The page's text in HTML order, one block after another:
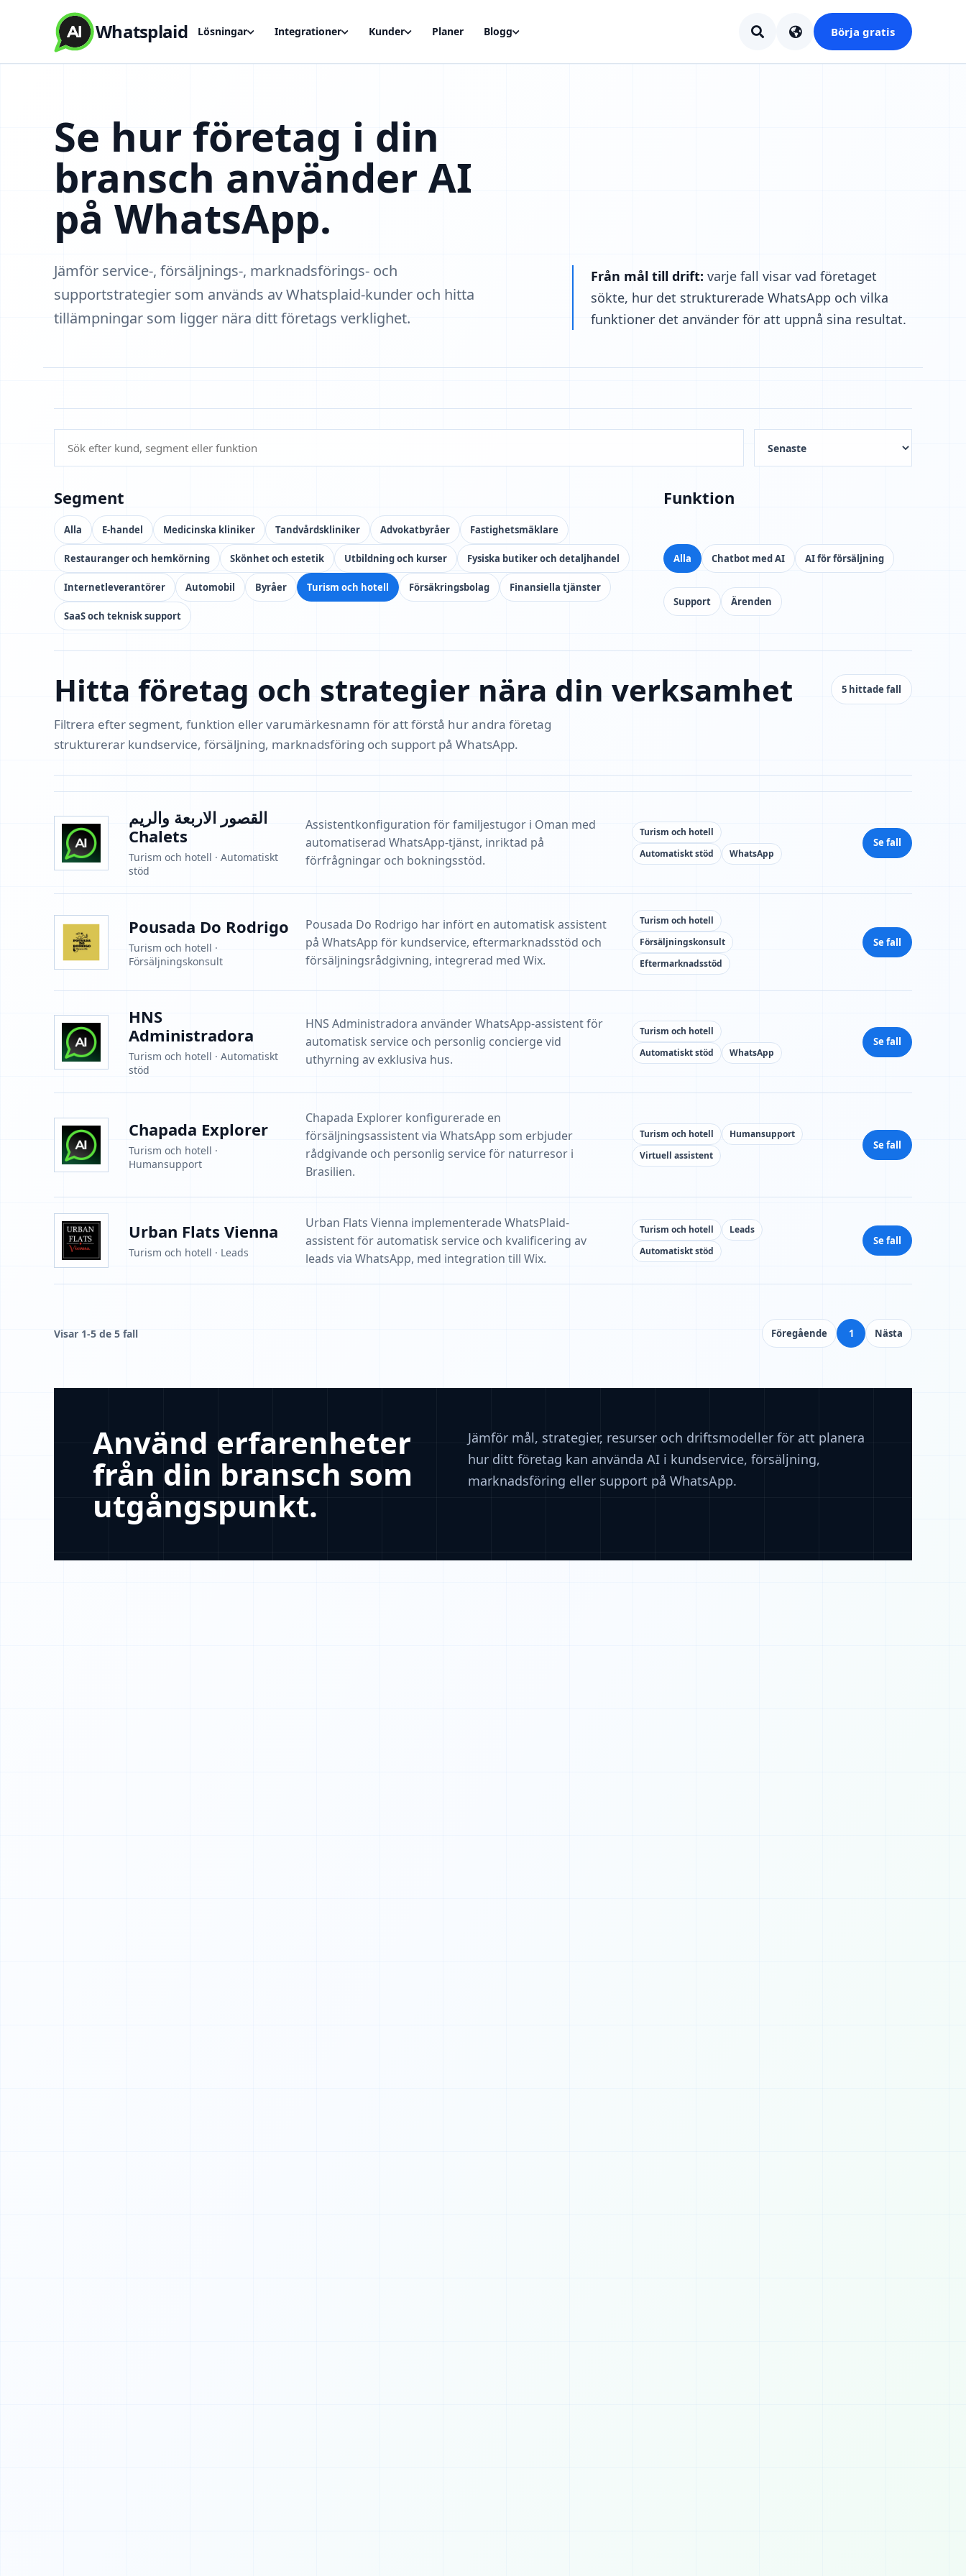
Whatsplaid Lösningar Integrationer Kunder Planer Blogg Börja gratis
Se hur företag i din
bransch använder AI
på WhatsApp.
Jämför service-, försäljnings-, marknadsförings- och
supportstrategier som används av Whatsplaid-kunder och hitta
tillämpningar som ligger nära ditt företags verklighet.
Från mål till drift: varje fall visar vad företaget
sökte, hur det strukturerade WhatsApp och vilka
funktioner det använder för att uppnå sina resultat.
Segment
Alla E-handel Medicinska kliniker Tandvårdskliniker Advokatbyråer Fastighetsmäklare
Restauranger och hemkörning Skönhet och estetik Utbildning och kurser Fysiska butiker och detaljhandel
Internetleverantörer Automobil Byråer Turism och hotell Försäkringsbolag Finansiella tjänster
SaaS och teknisk support
Funktion
Alla Chatbot med AI AI för försäljning
Support Ärenden
Hitta företag och strategier nära din verksamhet
Filtrera efter segment, funktion eller varumärkesnamn för att förstå hur andra företag
strukturerar kundservice, försäljning, marknadsföring och support på WhatsApp.
5 hittade fall
القصور الاربعة والريم
Chalets
Turism och hotell · Automatiskt
stöd
Assistentkonfiguration för familjestugor i Oman med
automatiserad WhatsApp-tjänst, inriktad på
förfrågningar och bokningsstöd.
Turism och hotell
Automatiskt stöd
WhatsApp
Se fall
Pousada Do Rodrigo
Turism och hotell ·
Försäljningskonsult
Pousada Do Rodrigo har infört en automatisk assistent
på WhatsApp för kundservice, eftermarknadsstöd och
försäljningsrådgivning, integrerad med Wix.
Turism och hotell
Försäljningskonsult
Eftermarknadsstöd
Se fall
HNS
Administradora
Turism och hotell · Automatiskt
stöd
HNS Administradora använder WhatsApp-assistent för
automatisk service och personlig concierge vid
uthyrning av exklusiva hus.
Turism och hotell
Automatiskt stöd
WhatsApp
Se fall
Chapada Explorer
Turism och hotell ·
Humansupport
Chapada Explorer konfigurerade en
försäljningsassistent via WhatsApp som erbjuder
rådgivande och personlig service för naturresor i
Brasilien.
Turism och hotell
Humansupport
Virtuell assistent
Se fall
Urban Flats Vienna
Turism och hotell · Leads
Urban Flats Vienna implementerade WhatsPlaid-
assistent för automatisk service och kvalificering av
leads via WhatsApp, med integration till Wix.
Turism och hotell
Leads
Automatiskt stöd
Se fall
Visar 1-5 de 5 fall Föregående 1 Nästa
Använd erfarenheter
från din bransch som
utgångspunkt.
Jämför mål, strategier, resurser och driftsmodeller för att planera
hur ditt företag kan använda AI i kundservice, försäljning,
marknadsföring eller support på WhatsApp.